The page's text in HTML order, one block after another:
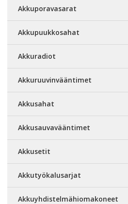
Akkuporavasarat
Akkupuukkosahat
Akkuradiot
Akkuruuvinvääntimet
Akkusahat
Akkusauvavääntimet
Akkusetit
Akkutyökalusarjat
Akkuyhdistelmähiomakoneet